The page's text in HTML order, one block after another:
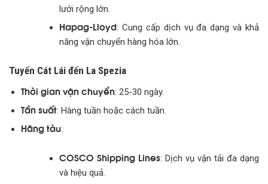
lưới rộng lớn.
Hapag-Lloyd: Cung cấp dịch vụ đa dạng và khả
năng vận chuyển hàng hóa lớn.
Tuyến Cát Lái đến La Spezia
Thời gian vận chuyển: 25-30 ngày.
Tần suất: Hàng tuần hoặc cách tuần.
Hãng tàu:
COSCO Shipping Lines: Dịch vụ vận tải đa dạng
và hiệu quả.